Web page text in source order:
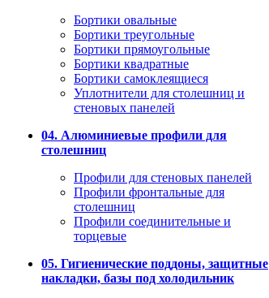
Бортики овальные
Бортики треугольные
Бортики прямоугольные
Бортики квадратные
Бортики самоклеящиеся
Уплотнители для столешниц и
стеновых панелей
04. Алюминиевые профили для
столешниц
Профили для стеновых панелей
Профили фронтальные для
столешниц
Профили соединительные и
торцевые
05. Гигиенические поддоны, защитные
накладки, базы под холодильник